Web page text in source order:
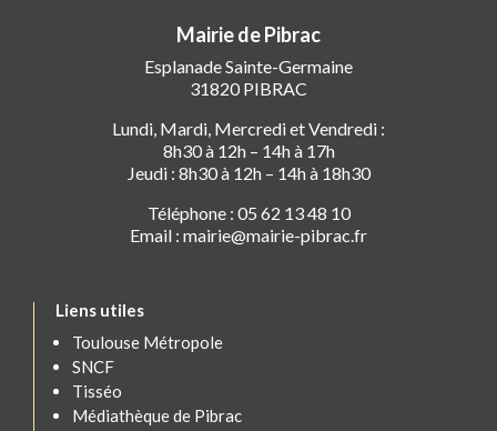
Mairie de Pibrac
Esplanade Sainte-Germaine
31820 PIBRAC
Lundi, Mardi, Mercredi et Vendredi :
8h30 à 12h – 14h à 17h
Jeudi : 8h30 à 12h – 14h à 18h30
Téléphone : 05 62 13 48 10
Email : mairie@mairie-pibrac.fr
Liens utiles
Toulouse Métropole
SNCF
Tisséo
Médiathèque de Pibrac